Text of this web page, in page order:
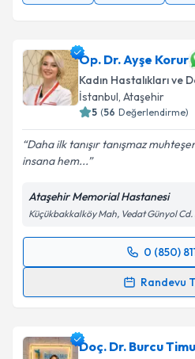
Op. Dr. Ayşe Korur
Kadın Hastalıkları ve
İstanbul, Ataşehir
5 (56 Değerlendirme)
Daha ilk tanışır tanışmaz
insana hem...
Ataşehir Memorial Hastanesi
Küçükbakkalköy Mah, Vedat Günyol
0 (850)
Randevu
Randevu Takvimi
takvim hazırlandığında e-
Doç. Dr. Burcu